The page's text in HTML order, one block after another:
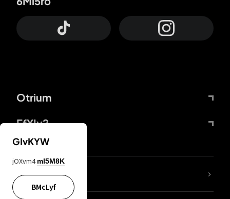
Otrium
FfYIy2
ZbBJcb
GIvKYW
jOXvm4 mI5M8K
BMcLyf